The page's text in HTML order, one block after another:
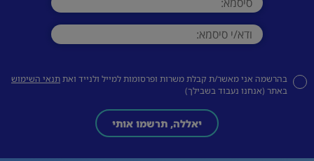
בהרשמה אני מאשר/ת קבלת משרות ופרסומות למייל ולנייד ואתתנאי השימוש
באתר (אנחנו נעבוד בשבילך)
יאללה, תרשמו אותי